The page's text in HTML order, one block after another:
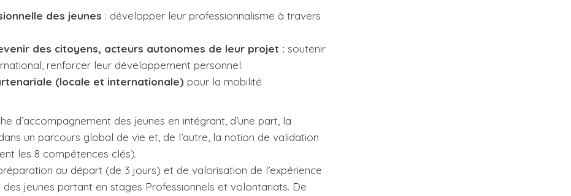
des jeunes : développer leur professionnalisme à travers
des citoyens, acteurs autonomes de leur projet : soutenir
renforcer leur développement personnel.
(locale et internationale) pour la mobilité
d’accompagnement des jeunes en intégrant, d’une part, la
un parcours global de vie et, de l’autre, la notion de validation
les 8 compétences clés).
au départ (de 3 jours) et de valorisation de l’expérience
jeunes partant en stages Professionnels et volontariats. De